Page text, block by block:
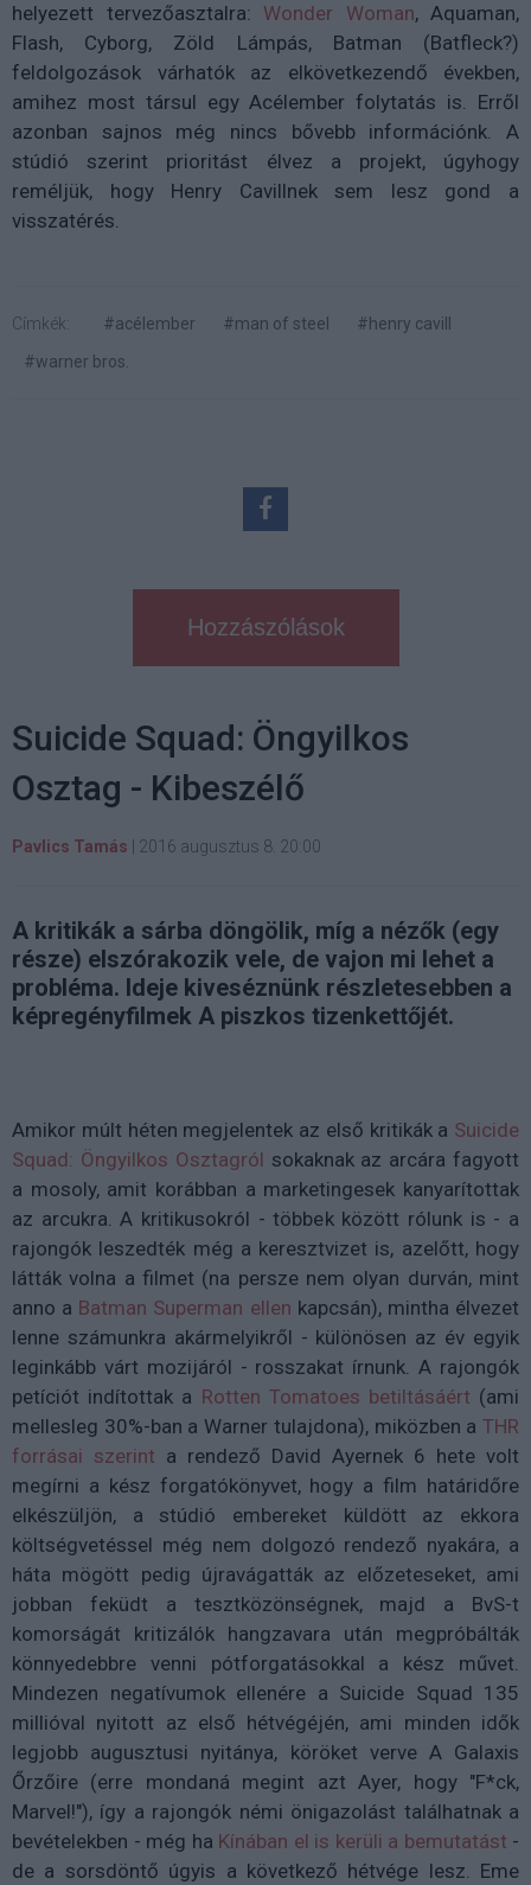
helyezett tervezőasztalra: Wonder Woman, Aquaman,
Flash, Cyborg, Zöld Lámpás, Batman (Batfleck?)
feldolgozások várhatók az elkövetkezendő években,
amihez most társul egy Acélember folytatás is. Erről
azonban sajnos még nincs bővebb információnk. A
stúdió szerint prioritást élvez a projekt, úgyhogy
reméljük, hogy Henry Cavillnek sem lesz gond a
visszatérés.
Címkék: #acélember #man of steel
#henry cavill
#warner bros.
Hozzászólások
Suicide Squad: Öngyilkos
Osztag - Kibeszélő
Pavlics Tamás 2016 augusztus 8. 20:00
A kritikák a sárba döngölik, míg a nézők (egy
része) elszórakozik vele, de vajon mi lehet a
probléma. Ideje kiveséznünk részletesebben a
képregényfilmek A piszkos tizenkettőjét.
Amikor múlt héten megjelentek az első kritikák a Suicide
Squad: Öngyilkos Osztagról sokaknak az arcára fagyott
a mosoly, amit korábban a marketingesek kanyarítottak
az arcukra. A kritikusokról - többek között rólunk is - a
rajongók leszedték még a keresztvizet is, azelőtt, hogy
látták volna a filmet (na persze nem olyan durván, mint
anno a Batman Superman ellen kapcsán), mintha élvezet
lenne számunkra akármelyikről - különösen az év egyik
leginkább várt mozijáról - rosszakat írnunk. A rajongók
petíciót indítottak a Rotten Tomatoes betiltásáért (ami
mellesleg 30%-ban a Warner tulajdona), miközben a THR
forrásai szerint a rendező David Ayernek 6 hete volt
megírni a kész forgatókönyvet, hogy a film határidőre
elkészüljön, a stúdió embereket küldött az ekkora
költségvetéssel még nem dolgozó rendező nyakára, a
háta mögött pedig újravágatták az előzeteseket, ami
jobban feküdt a tesztközönségnek, majd a BvS-t
komorságát kritizálók hangzavara után megpróbálták
könnyedebbre venni pótforgatásokkal a kész művet.
Mindezen negatívumok ellenére a Suicide Squad 135
millióval nyitott az első hétvégéjén, ami minden idők
legjobb augusztusi nyitánya, köröket verve A Galaxis
Őrzőire (erre mondaná megint azt Ayer, hogy "F*ck,
Marvel!"), így a rajongók némi önigazolást találhatnak a
bevételekben - még ha Kínában el is kerüli a bemutatást -
de a sorsdöntő úgyis a következő hétvége lesz. Eme